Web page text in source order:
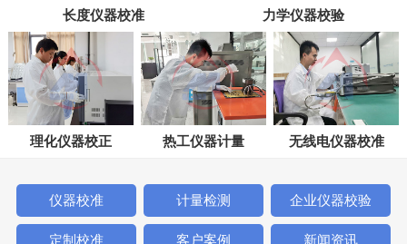
长度仪器校准 力学仪器校验
理化仪器校正 热工仪器计量 无线电仪器校准
仪器校准 计量检测 企业仪器校验
定制校准 客户案例 新闻资讯